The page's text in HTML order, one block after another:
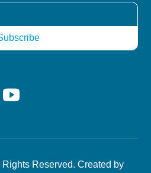
Reserved. Created by